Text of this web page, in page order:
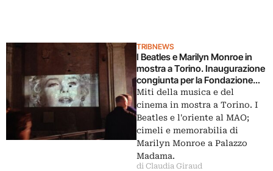
TRIBNEWS
I Beatles e Marilyn Monroe in
mostra a Torino. Inaugurazione
congiunta per la Fondazione
Torino Musei
Miti della musica e del
cinema in mostra a Torino. I
Beatles e l'oriente al MAO;
cimeli e memorabilia di
Marilyn Monroe a Palazzo
Madama.
di Claudia Giraud